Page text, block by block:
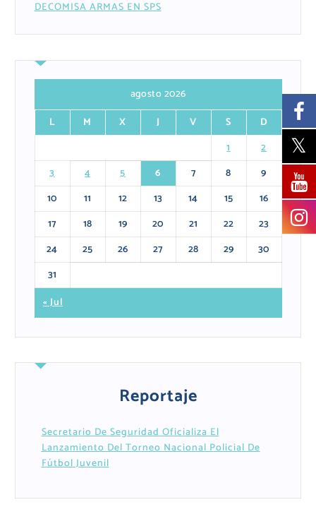
DECOMISA ARMAS EN SPS
agosto 2026
L
M X J V S
D
1
2
3
4 5 6 7 8
9
10
11 12 13 14 15
16
17
18 19 20 21 22
23
24
25 26 27 28 29
30
31
« Jul
Reportaje
Secretario De Seguridad Oficializa El
Lanzamiento Del Torneo Nacional Policial De
Fútbol Juvenil